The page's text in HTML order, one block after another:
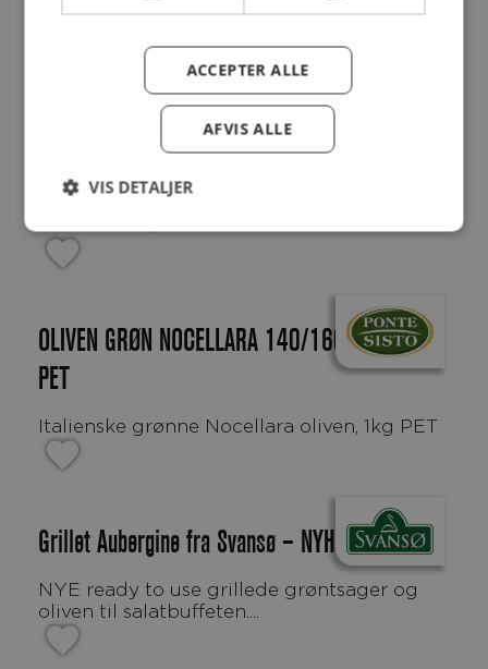
Økologiske grønne oliven
OLIVEN GRØN NOCELLARA 140/160, 6X1 KG
PET
Italienske grønne Nocellara oliven, 1kg PET
Grillet Aubergine fra Svansø – NYHED
NYE ready to use grillede grøntsager og
oliven til salatbuffeten....
ACCEPTER ALLE
AFVIS ALLE
VIS DETALJER